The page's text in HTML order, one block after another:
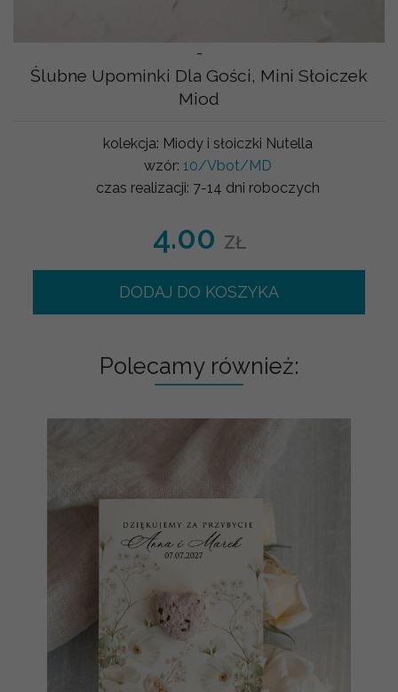
-
Ślubne Upominki Dla Gości, Mini Słoiczek
Miod
kolekcja: Miody i słoiczki Nutella
wzór: 10/Vbot/MD
czas realizacji: 7-14 dni roboczych
4.00 ZŁ
DODAJ DO KOSZYKA
Polecamy również: